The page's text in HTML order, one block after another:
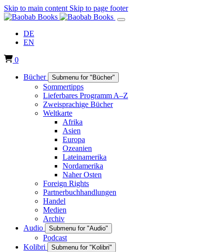
Skip to main content Skip to page footer
DE
EN
0
Bücher Submenu for "Bücher"
Sommertipps
Lieferbares Programm A–Z
Zweisprachige Bücher
Weltkarte
Afrika
Asien
Europa
Ozeanien
Lateinamerika
Nordamerika
Naher Osten
Foreign Rights
Partnerbuchhandlungen
Handel
Medien
Archiv
Audio
Submenu for "Audio"
Podcast
Kolibri
Submenu for "Kolibri"